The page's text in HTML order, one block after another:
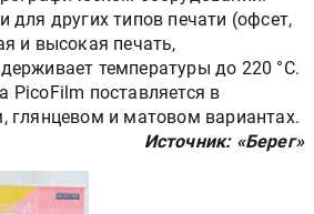
для других типов печати (офсет,
и высокая печать,
температуры до 220 °C.
PicoFilm поставляется в
глянцевом и матовом вариантах.
Источник: «Берег»